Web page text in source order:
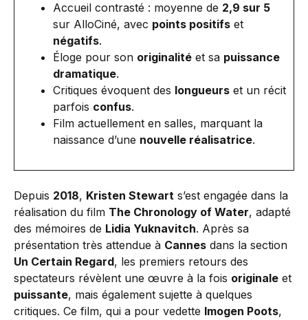
Accueil contrasté : moyenne de 2,9 sur 5
sur AlloCiné, avec points positifs et
négatifs.
Éloge pour son originalité et sa puissance
dramatique.
Critiques évoquent des longueurs et un récit
parfois confus.
Film actuellement en salles, marquant la
naissance d’une nouvelle réalisatrice.
Depuis 2018, Kristen Stewart s’est engagée dans la
réalisation du film The Chronology of Water, adapté
des mémoires de Lidia Yuknavitch. Après sa
présentation très attendue à Cannes dans la section
Un Certain Regard, les premiers retours des
spectateurs révèlent une œuvre à la fois originale et
puissante, mais également sujette à quelques
critiques. Ce film, qui a pour vedette Imogen Poots,